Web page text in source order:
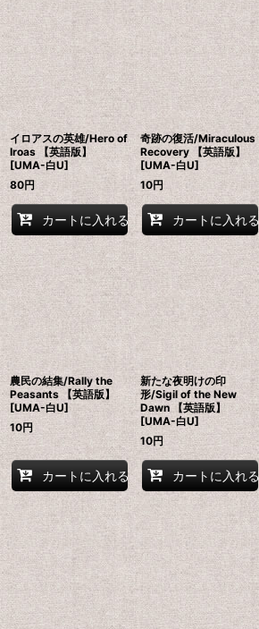
イロアスの英雄/Hero of
Iroas 【英語版】
[UMA-白U]
80円
カートに入れる
奇跡の復活/Miraculous
Recovery 【英語版】
[UMA-白U]
10円
カートに入れる
農民の結集/Rally the
Peasants 【英語版】
[UMA-白U]
10円
カートに入れる
新たな夜明けの印
形/Sigil of the New
Dawn 【英語版】
[UMA-白U]
10円
カートに入れる